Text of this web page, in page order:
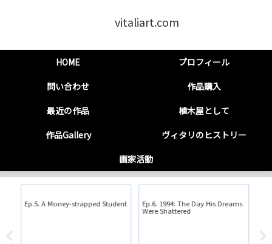
vitaliart.com
HOME
プロフィール
問い合わせ
作品購入
最近の作品
植木屋として
作品Gallery
ヴィタリのヒストリー
画家活動
Ep.5. A Money-strapped Student Ep.6. 1994: The Day His Dreams
Were Shattered